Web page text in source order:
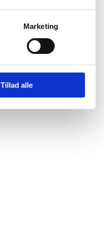
Marketing
Tillad alle